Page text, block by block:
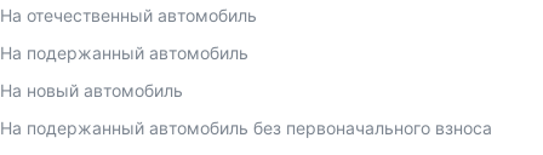
На отечественный автомобиль
На подержанный автомобиль
На новый автомобиль
На подержанный автомобиль без первоначального взноса